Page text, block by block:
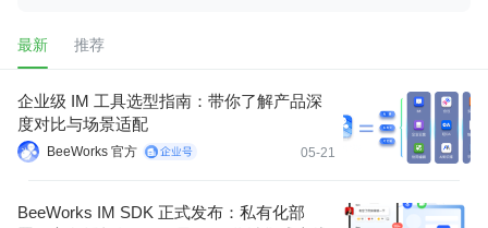
最新 推荐
企业级 IM 工具选型指南：带你了解产品深
度对比与场景适配
BeeWorks 官方 05-21
BeeWorks IM SDK 正式发布：私有化部